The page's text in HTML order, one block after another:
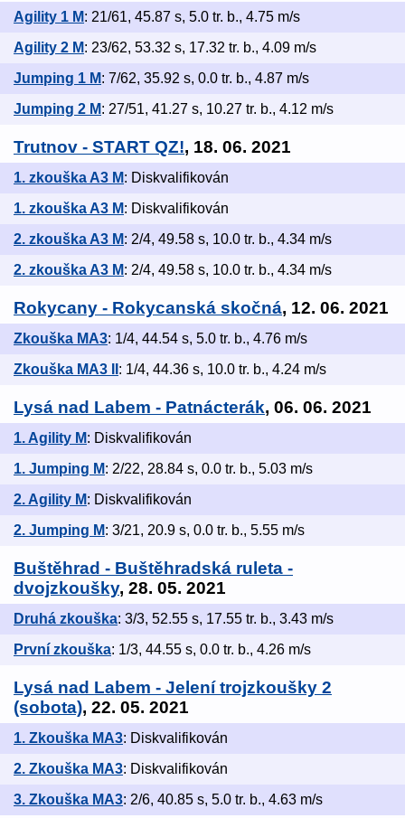
Agility 1 M: 21/61, 45.87 s, 5.0 tr. b., 4.75 m/s
Agility 2 M: 23/62, 53.32 s, 17.32 tr. b., 4.09 m/s
Jumping 1 M: 7/62, 35.92 s, 0.0 tr. b., 4.87 m/s
Jumping 2 M: 27/51, 41.27 s, 10.27 tr. b., 4.12 m/s
Trutnov - START QZ!, 18. 06. 2021
1. zkouška A3 M: Diskvalifikován
1. zkouška A3 M: Diskvalifikován
2. zkouška A3 M: 2/4, 49.58 s, 10.0 tr. b., 4.34 m/s
2. zkouška A3 M: 2/4, 49.58 s, 10.0 tr. b., 4.34 m/s
Rokycany - Rokycanská skočná, 12. 06. 2021
Zkouška MA3: 1/4, 44.54 s, 5.0 tr. b., 4.76 m/s
Zkouška MA3 II : 1/4, 44.36 s, 10.0 tr. b., 4.24 m/s
Lysá nad Labem - Patnácterák, 06. 06. 2021
1. Agility M: Diskvalifikován
1. Jumping M: 2/22, 28.84 s, 0.0 tr. b., 5.03 m/s
2. Agility M: Diskvalifikován
2. Jumping M: 3/21, 20.9 s, 0.0 tr. b., 5.55 m/s
Buštěhrad - Buštěhradská ruleta -
dvojzkoušky, 28. 05. 2021
Druhá zkouška: 3/3, 52.55 s, 17.55 tr. b., 3.43 m/s
První zkouška: 1/3, 44.55 s, 0.0 tr. b., 4.26 m/s
Lysá nad Labem - Jelení trojzkoušky 2
(sobota), 22. 05. 2021
1. Zkouška MA3: Diskvalifikován
2. Zkouška MA3: Diskvalifikován
3. Zkouška MA3: 2/6, 40.85 s, 5.0 tr. b., 4.63 m/s